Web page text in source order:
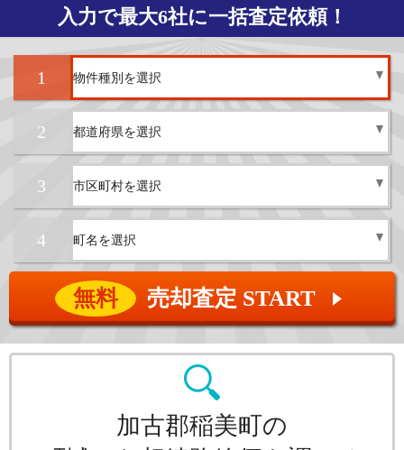
入力で最大6社に一括査定依頼！
1
2
3
4
無料 売却査定 START ▲
加古郡稲美町の